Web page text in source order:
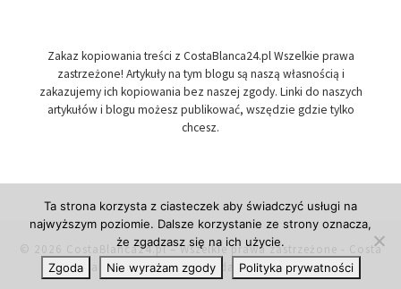
Zakaz kopiowania treści z CostaBlanca24.pl Wszelkie prawa
zastrzeżone! Artykuły na tym blogu są naszą własnością i
zakazujemy ich kopiowania bez naszej zgody. Linki do naszych
artykułów i blogu możesz publikować, wszędzie gdzie tylko
chcesz.
© 2026 CostaBlanca24.pl– Wszelkie prawa zastrzeżone - Costa
Blanca w Hiszpanii, przydatne informacje.
Ta strona korzysta z ciasteczek aby świadczyć usługi na
najwyższym poziomie. Dalsze korzystanie ze strony oznacza,
że zgadzasz się na ich użycie.
Zgoda
Nie wyrażam zgody Polityka prywatności